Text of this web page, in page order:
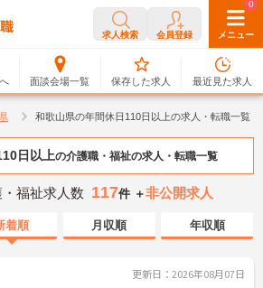
求人検索 会員登録 メニュー
面談会場一覧
0
保存した求人
0
最近見た求人
和歌山県の年間休日110日以上の求人・転職一覧
日以上の介護職・福祉の求人・転職一覧
福祉求人数 117件 ＋非公開求人
着順 月収順 年収順
更新日：2026年08月07日